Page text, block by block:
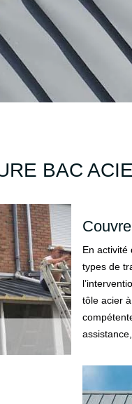
BAC
En activité
types de
tôle acier